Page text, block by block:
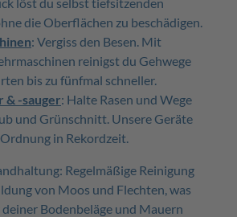
die Oberflächen zu beschädigen.
: Vergiss den Besen. Mit
reinigst du Gehwege
bis zu fünfmal schneller.
& -sauger: Halte Rasen und Wege
und Grünschnitt. Unsere Geräte
in Rekordzeit.
Regelmäßige Reinigung
von Moos und Flechten, was
Bodenbeläge und Mauern